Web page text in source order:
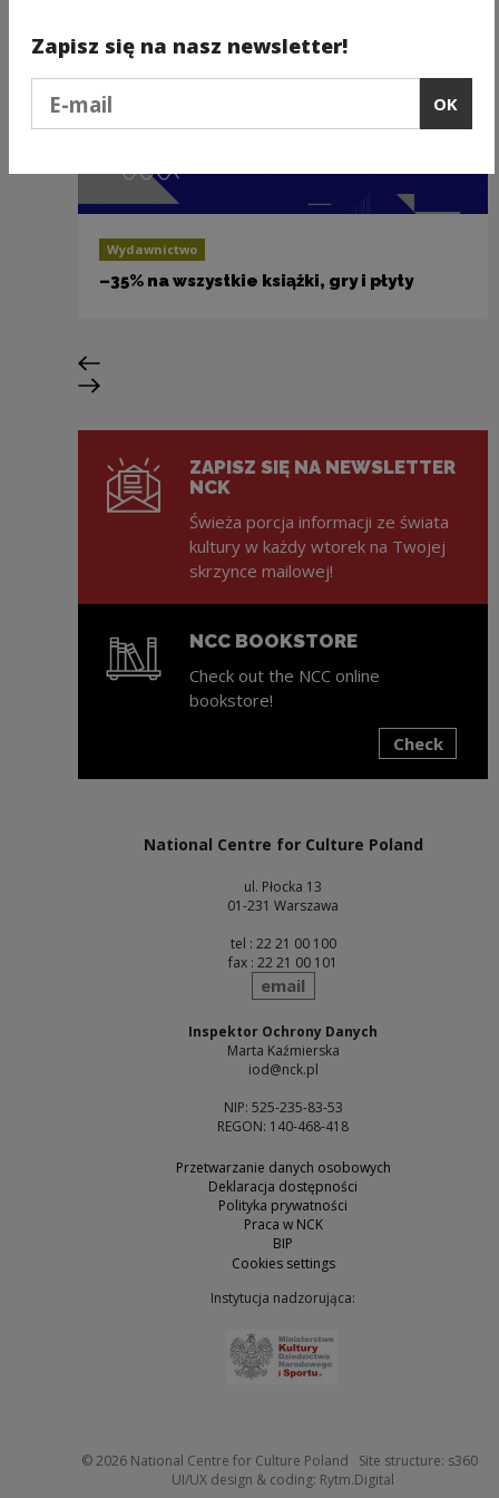
Wydawnictwo
–35% na wszystkie książki, gry i płyty
Previous slide
Next slide
ZAPISZ SIĘ NA NEWSLETTER
NCK
Świeża porcja informacji ze świata
kultury w każdy wtorek na Twojej
skrzynce mailowej!
NCC BOOKSTORE
Check out the NCC online
bookstore!
Check
National Centre for Culture Poland
ul. Płocka 13
01-231 Warszawa
tel : 22 21 00 100
fax : 22 21 00 101
send
email
Inspektor Ochrony Danych
Marta Kaźmierska
iod@nck.pl
NIP: 525-235-83-53
REGON: 140-468-418
Przetwarzanie danych osobowych
Deklaracja dostępności
Polityka prywatności
Praca w NCK
BIP
Cookies settings
Instytucja nadzorująca:
© 2026 National Centre for Culture Poland Site structure: s360
UI/UX design & coding: Rytm.Digital
Zapisz się na nasz newsletter!
OK